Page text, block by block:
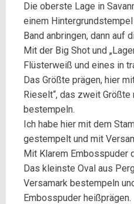
Die oberste Lage in
einem
Band anbringen, dann auf
Mit der Big Shot und
Flüsterweiß und eines in
Das Größte prägen, hier
Rieselt“, das zweit Größte
bestempeln.
Ich habe hier mit dem
gestempelt und mit
Mit Klarem Embosspuder
Das kleinste Oval aus
Versamark bestempeln
Embosspuder heißprägen.